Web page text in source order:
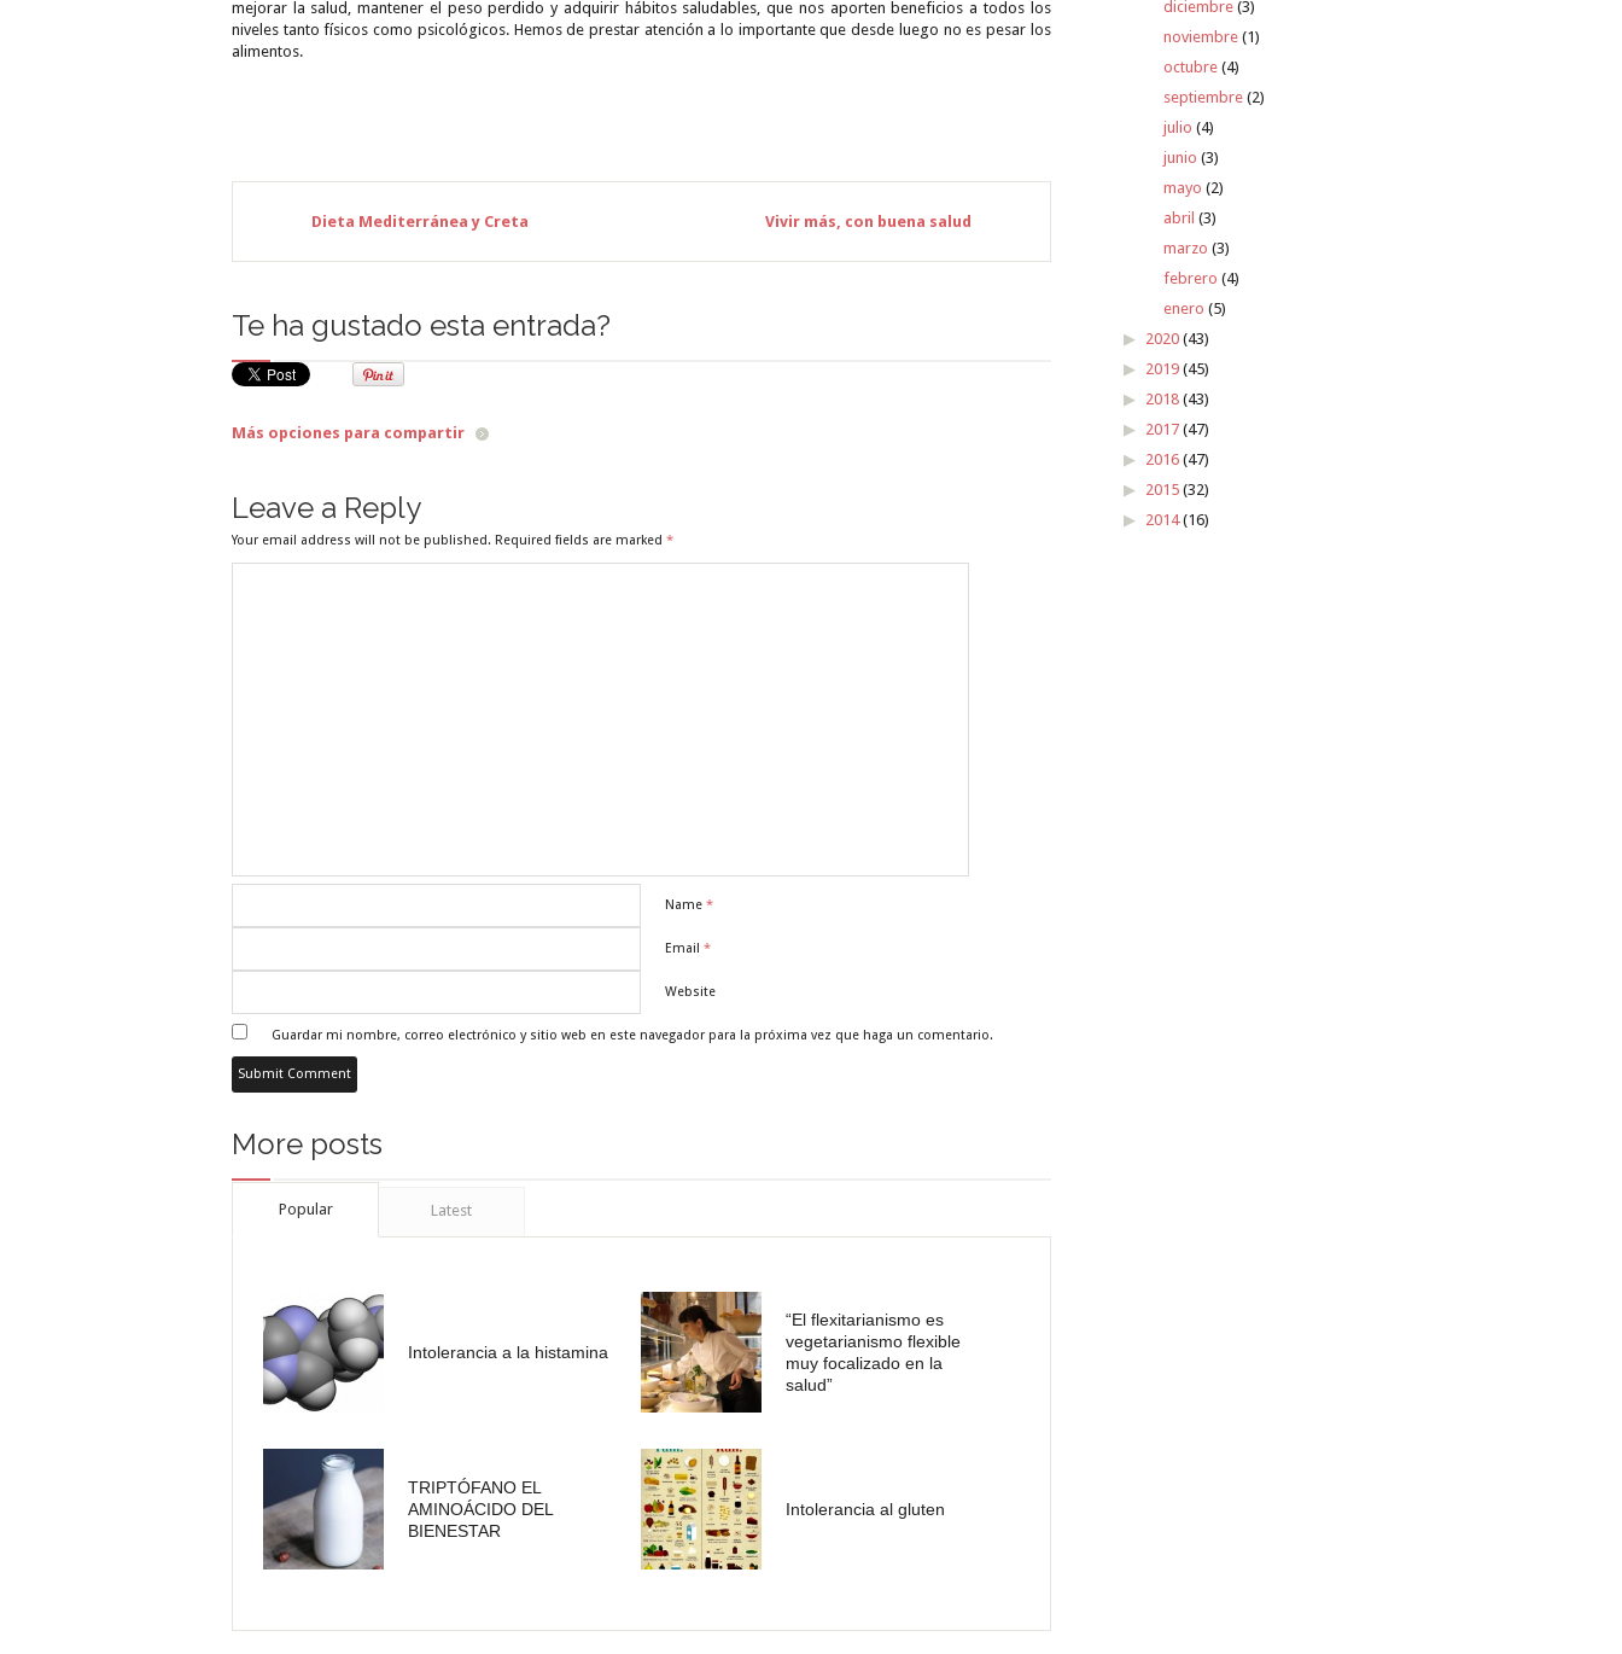
mejorar la salud, mantener el peso perdido y adquirir hábitos saludables, que nos aporten beneficios a todos los
niveles tanto físicos como psicológicos. Hemos de prestar atención a lo importante que desde luego no es pesar los
alimentos.
Vivir más, con buena salud
Dieta Mediterránea y Creta
Te ha gustado esta entrada?
Más opciones para compartir
Leave a Reply
Your email address will not be published. Required fields are marked *
Name*
Email*
Website
Guardar mi nombre, correo electrónico y sitio web en este navegador para la próxima vez que haga un comentario.
More posts
Popular Latest
Intolerancia a la histamina
“El flexitarianismo es
vegetarianismo flexible
muy focalizado en la
salud”
TRIPTÓFANO EL
AMINOÁCIDO DEL
BIENESTAR
Intolerancia al gluten
diciembre(3)
noviembre(1)
octubre(4)
septiembre(2)
julio (4)
junio (3)
mayo (2)
abril (3)
marzo (3)
febrero (4)
enero (5)
2020 (43)
2019 (45)
2018 (43)
2017 (47)
2016 (47)
2015 (32)
2014(16)